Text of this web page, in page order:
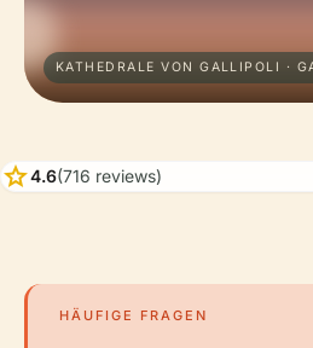
KATHEDRALE VON GALLIPOLI ·
star4.6(716 reviews)
HÄUFIGE FRAGEN